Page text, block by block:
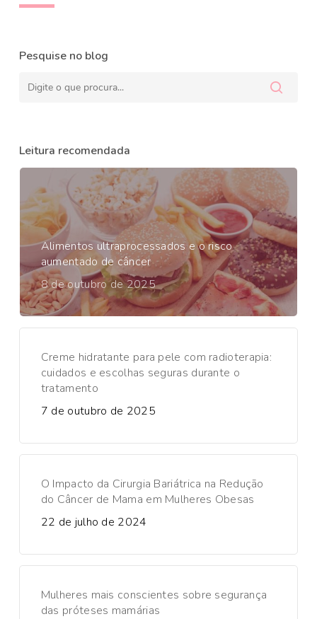
Pesquise no blog
Leitura recomendada
Alimentos ultraprocessados e o risco
aumentado de câncer
8 de outubro de 2025
Creme hidratante para pele com radioterapia:
cuidados e escolhas seguras durante o
tratamento
7 de outubro de 2025
O Impacto da Cirurgia Bariátrica na Redução
do Câncer de Mama em Mulheres Obesas
22 de julho de 2024
Mulheres mais conscientes sobre segurança
das próteses mamárias